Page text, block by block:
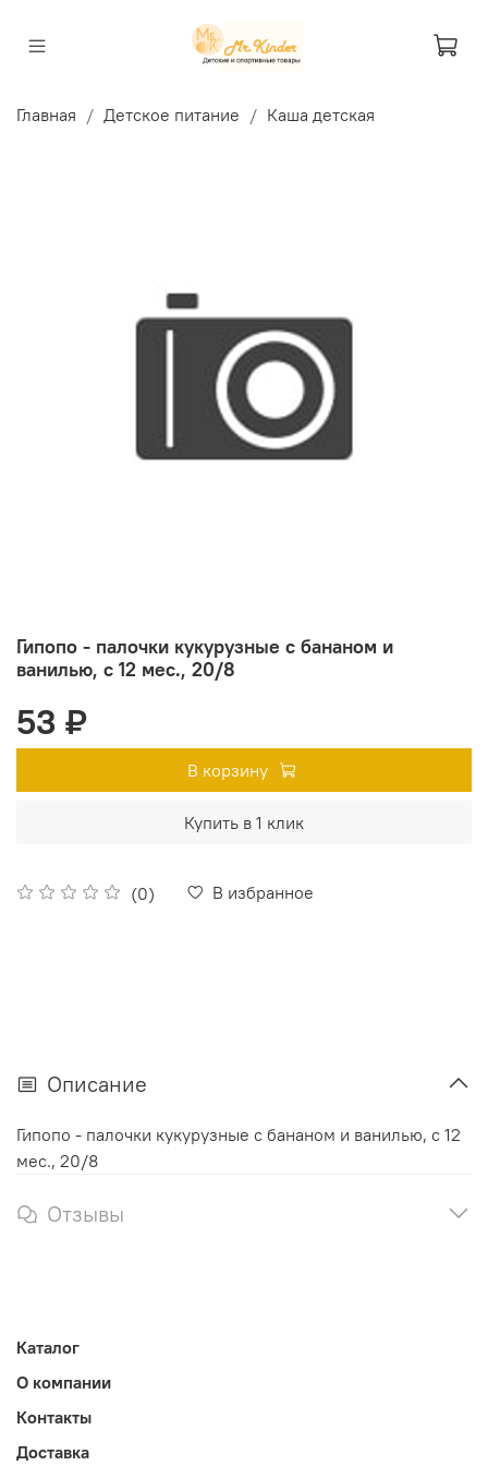
Главная Детское питание Каша детская
Гипопо - палочки кукурузные с бананом и
ванилью, с 12 мес., 20/8
(0) В избранное
53 ₽
В корзину
Купить в 1 клик
Описание
Гипопо - палочки кукурузные с бананом и ванилью, с 12
мес., 20/8
Отзывы
Каталог
О компании
Контакты
Доставка